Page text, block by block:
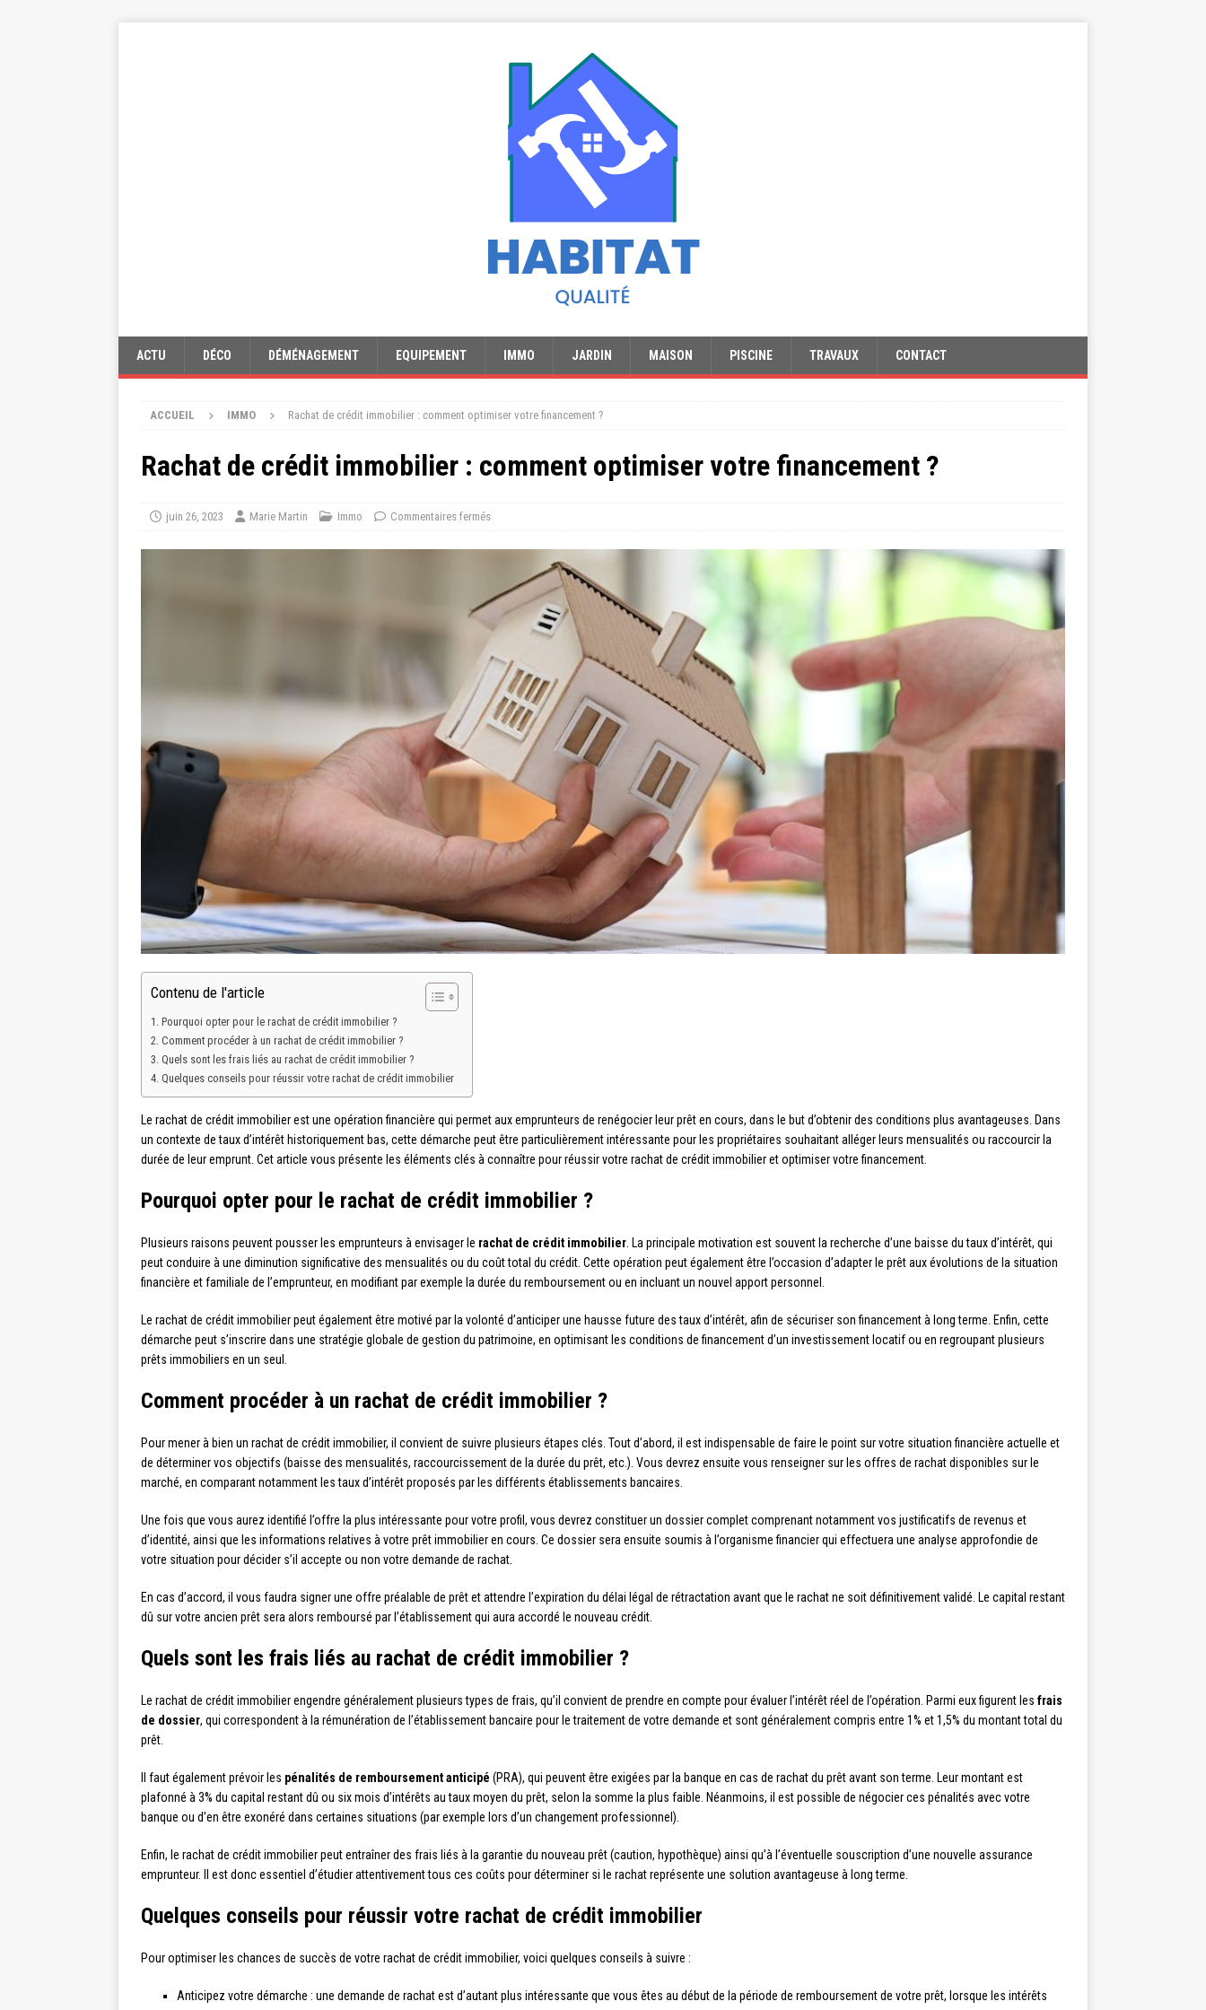
ACTU DÉCO DÉMÉNAGEMENT EQUIPEMENT IMMO JARDIN MAISON PISCINE TRAVAUX CONTACT
ACCUEIL IMMO Rachat de crédit immobilier : comment optimiser votre financement ?
Rachat de crédit immobilier : comment optimiser votre financement ?
juin 26, 2023 Marie Martin Immo Commentaires fermés
Contenu de l'article
Pourquoi opter pour le rachat de crédit immobilier ?
Comment procéder à un rachat de crédit immobilier ?
Quels sont les frais liés au rachat de crédit immobilier ?
Quelques conseils pour réussir votre rachat de crédit immobilier
Le rachat de crédit immobilier est une opération financière qui permet aux emprunteurs de renégocier leur prêt en cours, dans le but d’obtenir des conditions plus avantageuses. Dans
un contexte de taux d’intérêt historiquement bas, cette démarche peut être particulièrement intéressante pour les propriétaires souhaitant alléger leurs mensualités ou raccourcir la
durée de leur emprunt. Cet article vous présente les éléments clés à connaître pour réussir votre rachat de crédit immobilier et optimiser votre financement.
Pourquoi opter pour le rachat de crédit immobilier ?
Plusieurs raisons peuvent pousser les emprunteurs à envisager le rachat de crédit immobilier . La principale motivation est souvent la recherche d’une baisse du taux d’intérêt, qui
peut conduire à une diminution significative des mensualités ou du coût total du crédit. Cette opération peut également être l’occasion d’adapter le prêt aux évolutions de la situation
financière et familiale de l’emprunteur, en modifiant par exemple la durée du remboursement ou en incluant un nouvel apport personnel.
Le rachat de crédit immobilier peut également être motivé par la volonté d’anticiper une hausse future des taux d’intérêt, afin de sécuriser son financement à long terme. Enfin, cette
démarche peut s’inscrire dans une stratégie globale de gestion du patrimoine, en optimisant les conditions de financement d’un investissement locatif ou en regroupant plusieurs
prêts immobiliers en un seul.
Comment procéder à un rachat de crédit immobilier ?
Pour mener à bien un rachat de crédit immobilier, il convient de suivre plusieurs étapes clés. Tout d’abord, il est indispensable de faire le point sur votre situation financière actuelle et
de déterminer vos objectifs (baisse des mensualités, raccourcissement de la durée du prêt, etc.). Vous devrez ensuite vous renseigner sur les offres de rachat disponibles sur le
marché, en comparant notamment les taux d’intérêt proposés par les différents établissements bancaires.
Une fois que vous aurez identifié l’offre la plus intéressante pour votre profil, vous devrez constituer un dossier complet comprenant notamment vos justificatifs de revenus et
d’identité, ainsi que les informations relatives à votre prêt immobilier en cours. Ce dossier sera ensuite soumis à l’organisme financier qui effectuera une analyse approfondie de
votre situation pour décider s’il accepte ou non votre demande de rachat.
En cas d’accord, il vous faudra signer une offre préalable de prêt et attendre l’expiration du délai légal de rétractation avant que le rachat ne soit définitivement validé. Le capital restant
dû sur votre ancien prêt sera alors remboursé par l’établissement qui aura accordé le nouveau crédit.
Quels sont les frais liés au rachat de crédit immobilier ?
Le rachat de crédit immobilier engendre généralement plusieurs types de frais, qu’il convient de prendre en compte pour évaluer l’intérêt réel de l’opération. Parmi eux figurent les frais
de dossier, qui correspondent à la rémunération de l’établissement bancaire pour le traitement de votre demande et sont généralement compris entre 1% et 1,5% du montant total du
prêt.
Il faut également prévoir les pénalités de remboursement anticipé (PRA), qui peuvent être exigées par la banque en cas de rachat du prêt avant son terme. Leur montant est
plafonné à 3% du capital restant dû ou six mois d’intérêts au taux moyen du prêt, selon la somme la plus faible. Néanmoins, il est possible de négocier ces pénalités avec votre
banque ou d’en être exonéré dans certaines situations (par exemple lors d’un changement professionnel).
Enfin, le rachat de crédit immobilier peut entraîner des frais liés à la garantie du nouveau prêt (caution, hypothèque) ainsi qu’à l’éventuelle souscription d’une nouvelle assurance
emprunteur. Il est donc essentiel d’étudier attentivement tous ces coûts pour déterminer si le rachat représente une solution avantageuse à long terme.
Quelques conseils pour réussir votre rachat de crédit immobilier
Pour optimiser les chances de succès de votre rachat de crédit immobilier, voici quelques conseils à suivre :
Anticipez votre démarche : une demande de rachat est d’autant plus intéressante que vous êtes au début de la période de remboursement de votre prêt, lorsque les intérêts